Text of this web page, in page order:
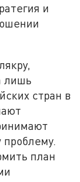
и
лишь
стран в
план